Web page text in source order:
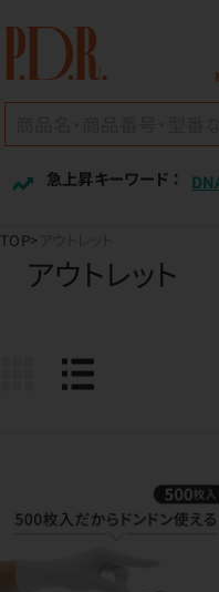
急上昇キーワード ：
TOP
アウトレット